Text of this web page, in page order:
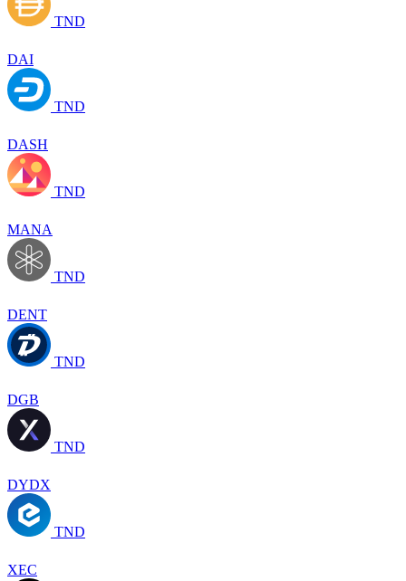
TND
DAI
TND
DASH
TND
MANA
TND
DENT
TND
DGB
TND
DYDX
TND
XEC